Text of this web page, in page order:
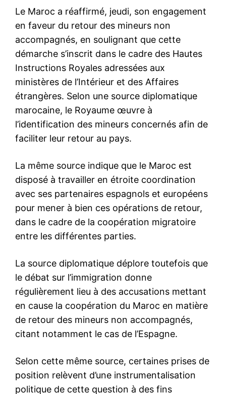
Le Parlement européen
suspend l’examen de l’accord
commercial avec les États-
Unis
22 January 2026